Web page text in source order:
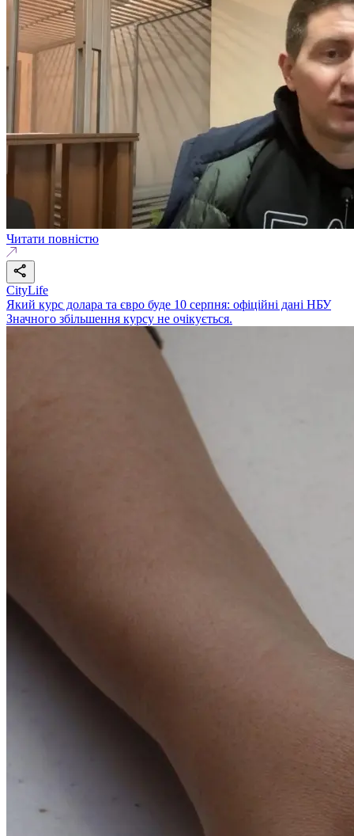
Читати повністю
CityLife
Який курс долара та євро буде 10 серпня: офіційні дані НБУ
Значного збільшення курсу не очікується.